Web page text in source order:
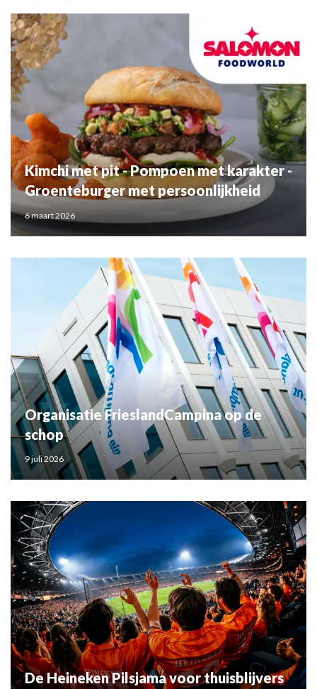
Kimchi met pit - Pompoen met karakter -
Groenteburger met persoonlijkheid
6 maart 2026
Organisatie FrieslandCampina op de
schop
9 juli 2026
De Heineken Pilsjama voor thuisblijvers